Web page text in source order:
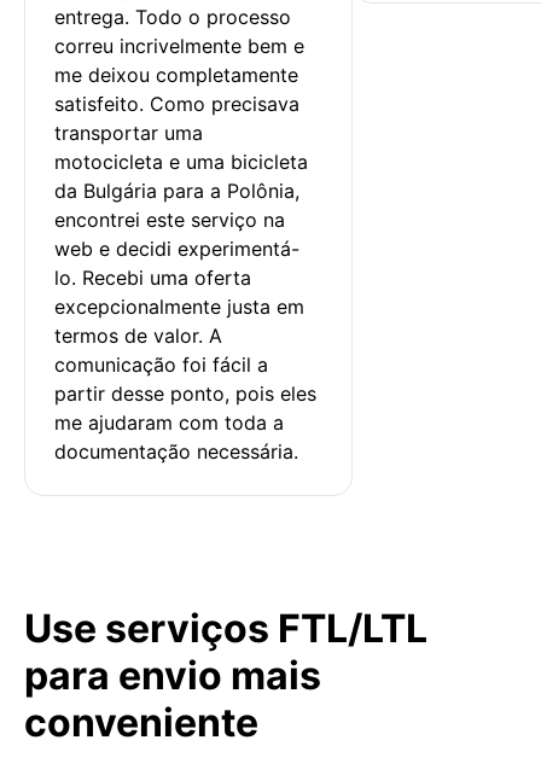
entrega. Todo o processo
correu incrivelmente bem e
me deixou completamente
satisfeito. Como precisava
transportar uma
motocicleta e uma bicicleta
da Bulgária para a Polônia,
encontrei este serviço na
web e decidi experimentá-
lo. Recebi uma oferta
excepcionalmente justa em
termos de valor. A
comunicação foi fácil a
partir desse ponto, pois eles
me ajudaram com toda a
documentação necessária.
Use serviços FTL/LTL
para envio mais
conveniente